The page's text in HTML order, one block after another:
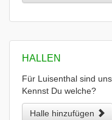
HALLEN
Für Luisenthal sind
Kennst Du welche?
Halle hinzufügen